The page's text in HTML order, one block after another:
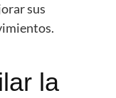
sus
la